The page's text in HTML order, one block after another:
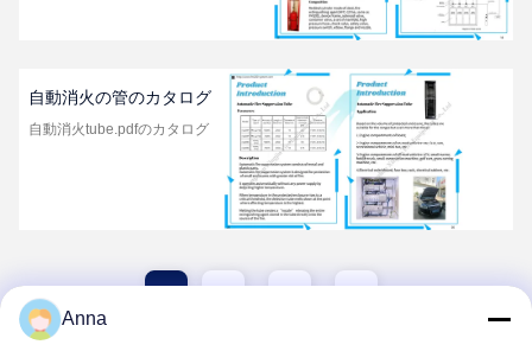
自動消火の管のカタログ
自動消火tube.pdfのカタログ
1 2
Anna